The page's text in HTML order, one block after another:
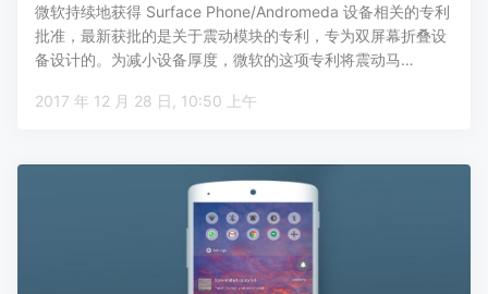
微软持续地获得 Surface Phone/Andromeda 设备相关的专利
批准，最新获批的是关于震动模块的专利，专为双屏幕折叠设
备设计的。为减小设备厚度，微软的这项专利将震动马…
2017 年 12 月 28 日, 10:50 上午